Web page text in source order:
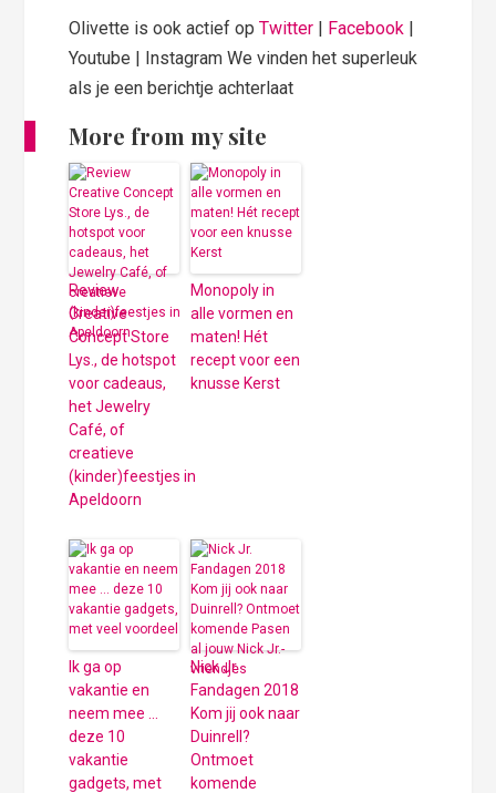
Olivette is ook actief opTwitter | Facebook |
Youtube | Instagram We vinden het superleuk
als je een berichtje achterlaat
More from my site
Review
Creative
Concept Store
Lys., de hotspot
voor cadeaus,
het Jewelry
Café, of
creatieve
(kinder)feestjes in
Apeldoorn
Monopoly in
alle vormen en
maten! Hét
recept voor een
knusse Kerst
Ik ga op
vakantie en
neem mee …
deze 10
vakantie
gadgets, met
Nick Jr.
Fandagen 2018
Kom jij ook naar
Duinrell?
Ontmoet
komende